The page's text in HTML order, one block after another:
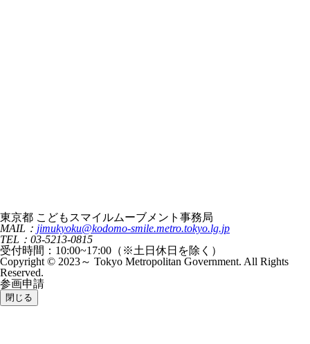
東京都 こどもスマイルムーブメント事務局
MAIL： jimukyoku@kodomo-smile.metro.tokyo.lg.jp
TEL：03-5213-0815
受付時間：10:00~17:00（※土日休日を除く）
Copyright © 2023～ Tokyo Metropolitan Government. All Rights
Reserved.
参画申請
閉じる